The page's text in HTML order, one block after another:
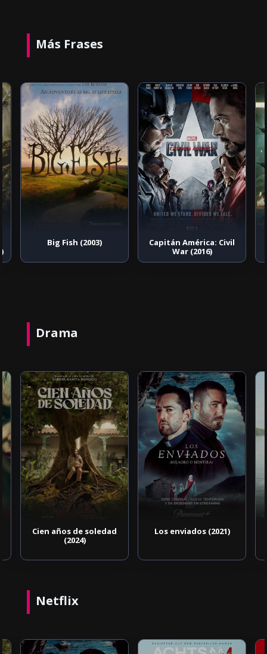
Más Frases
Big Fish (2003)
Capitán América: Civil
War (2016)
Drama
Cien años de soledad
(2024)
Los enviados (2021)
Netflix